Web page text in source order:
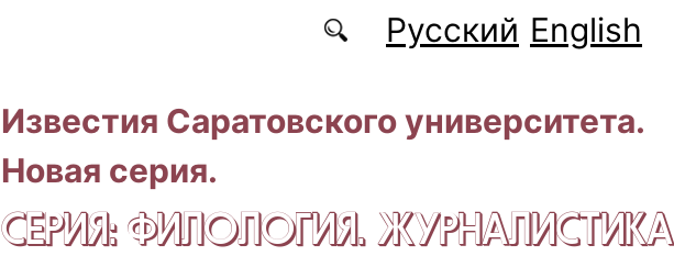
Русский English
Известия Саратовского университета.
Новая серия.
СЕРИЯ: ФИЛОЛОГИЯ. ЖУРНАЛИСТИКА